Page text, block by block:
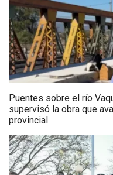
Puentes sobre el río
supervisó la obra que
provincial